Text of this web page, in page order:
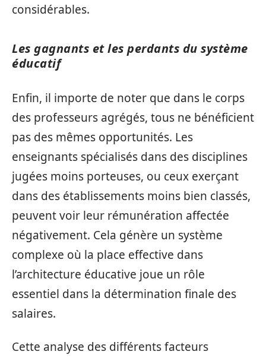
considérables.
Les gagnants et les perdants du système
éducatif
Enfin, il importe de noter que dans le corps
des professeurs agrégés, tous ne bénéficient
pas des mêmes opportunités. Les
enseignants spécialisés dans des disciplines
jugées moins porteuses, ou ceux exerçant
dans des établissements moins bien classés,
peuvent voir leur rémunération affectée
négativement. Cela génère un système
complexe où la place effective dans
l’architecture éducative joue un rôle
essentiel dans la détermination finale des
salaires.
Cette analyse des différents facteurs